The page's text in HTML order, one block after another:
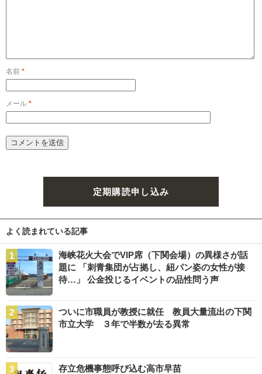
名前 *
メール *
定期購読申し込み
よく読まれている記事
海峡花火大会でVIP席（下関会場）の異様さが話
題に 「刺青集団が占拠し、紐パン姿の女性が接
待…」 公金投じるイベントの品性問う声
ついに市職員が教授に就任 教員大量流出の下関
市立大学 ３年で半数が去る異常
存立危機事態呼び込む高市早苗